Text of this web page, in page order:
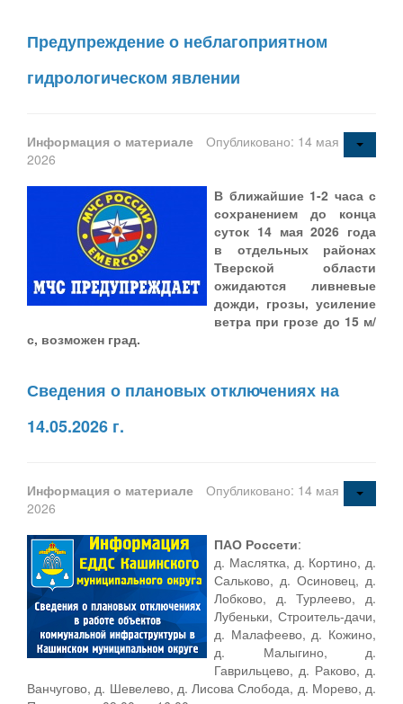
Предупреждение о неблагоприятном
гидрологическом явлении
Информация о материале
Опубликовано: 14 мая
2026
В ближайшие 1-2 часа с
сохранением до конца
суток 14 мая 2026 года
в отдельных районах
Тверской области
ожидаются ливневые
дожди, грозы, усиление
ветра при грозе до 15 м/
с, возможен град.
Сведения о плановых отключениях на
14.05.2026 г.
Информация о материале
Опубликовано: 14 мая
2026
ПАО Россети:
д. Маслятка, д. Кортино, д.
Сальково, д. Осиновец, д.
Лобково, д. Турлеево, д.
Лубеньки, Строитель-дачи,
д. Малафеево, д. Кожино,
д. Малыгино, д.
Гаврильцево, д. Раково, д.
Ванчугово, д. Шевелево, д. Лисова Слобода, д. Морево, д.